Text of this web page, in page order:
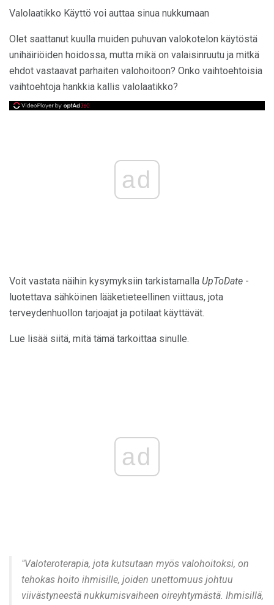
Valolaatikko Käyttö voi auttaa sinua nukkumaan
Olet saattanut kuulla muiden puhuvan valokotelon käytöstä
unihäiriöiden hoidossa, mutta mikä on valaisinruutu ja mitkä
ehdot vastaavat parhaiten valohoitoon? Onko vaihtoehtoisia
vaihtoehtoja hankkia kallis valolaatikko?
ad
Voit vastata näihin kysymyksiin tarkistamalla UpToDate -
luotettava sähköinen lääketieteellinen viittaus, jota
terveydenhuollon tarjoajat ja potilaat käyttävät.
Lue lisää siitä, mitä tämä tarkoittaa sinulle.
ad
"Valoteroterapia, jota kutsutaan myös valohoitoksi, on
tehokas hoito ihmisille, joiden unettomuus johtuu
viivästyneestä nukkumisvaiheen oireyhtymästä. Ihmisillä,